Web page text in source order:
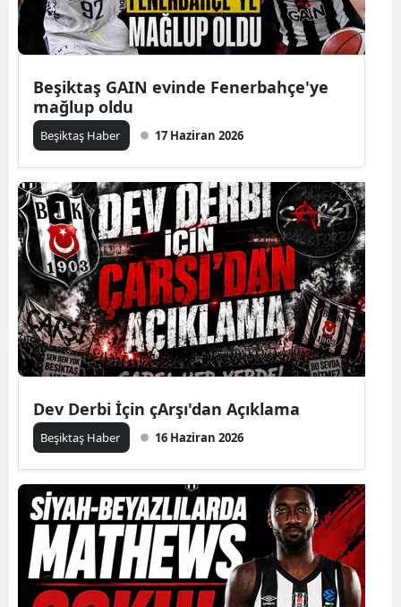
Beşiktaş GAIN evinde Fenerbahçe'ye
mağlup oldu
Beşiktaş Haber 17 Haziran 2026
Dev Derbi İçin çArşı'dan Açıklama
Beşiktaş Haber 16 Haziran 2026